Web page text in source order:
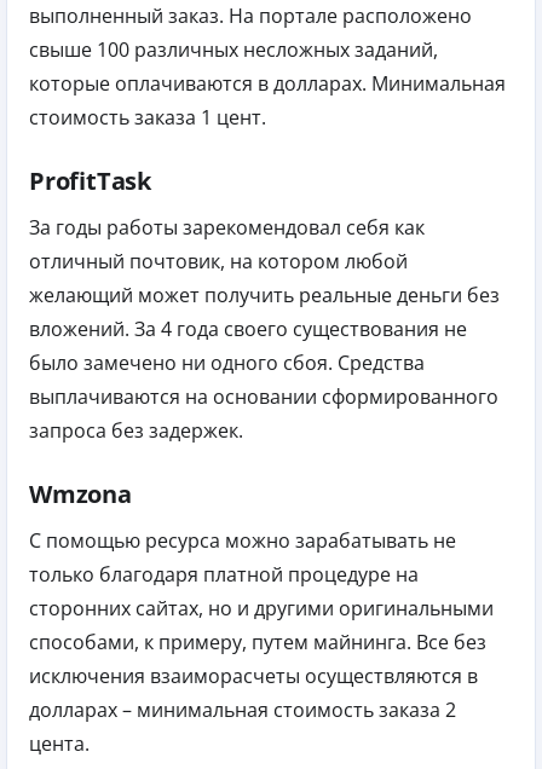
выполненный заказ. На портале расположено
свыше 100 различных несложных заданий,
которые оплачиваются в долларах. Минимальная
стоимость заказа 1 цент.
ProfitTask
За годы работы зарекомендовал себя как
отличный почтовик, на котором любой
желающий может получить реальные деньги без
вложений. За 4 года своего существования не
было замечено ни одного сбоя. Средства
выплачиваются на основании сформированного
запроса без задержек.
Wmzona
С помощью ресурса можно зарабатывать не
только благодаря платной процедуре на
сторонних сайтах, но и другими оригинальными
способами, к примеру, путем майнинга. Все без
исключения взаиморасчеты осуществляются в
долларах – минимальная стоимость заказа 2
цента.